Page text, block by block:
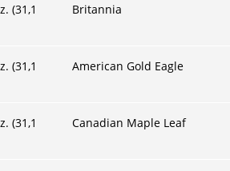
(31,1
Britannia
(31,1
American Gold Eagle
(31,1
Canadian Maple Leaf